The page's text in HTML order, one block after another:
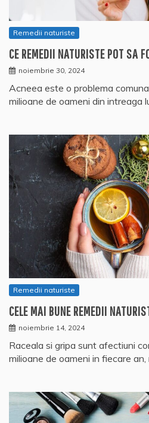
Remedii naturiste
CE REMEDII NATURISTE POT SA
noiembrie 30, 2024
Acneea este o problema
milioane de oameni din intreaga
Remedii naturiste
CELE MAI BUNE REMEDII
noiembrie 14, 2024
Raceala si gripa sunt afectiuni
milioane de oameni in fiecare an,